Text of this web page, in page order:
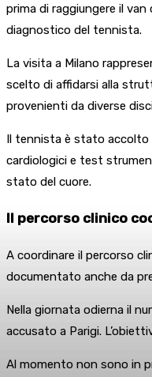
prima di raggiungere il
diagnostico del tennista.
La visita a Milano
scelto di affidarsi alla
provenienti da diverse
Il tennista è stato accolto
cardiologici e test
stato del cuore.
Il percorso clinico
A coordinare il percorso
documentato anche da
Nella giornata odierna il
accusato a Parigi.
Al momento non sono in